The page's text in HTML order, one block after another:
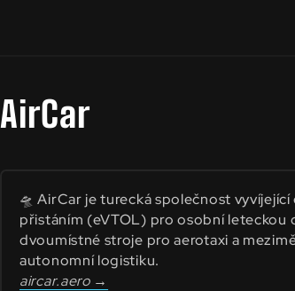
AirCar
🛸 AirCar je turecká společnost
přistáním (eVTOL) pro osobní leteckou
dvoumístné stroje pro aerotaxi a
autonomní logistiku.
aircar.aero →